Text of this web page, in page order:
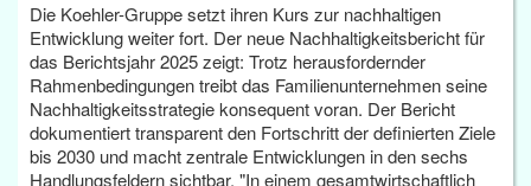
Die Koehler-Gruppe setzt ihren Kurs zur nachhaltigen
Entwicklung weiter fort. Der neue Nachhaltigkeitsbericht für
das Berichtsjahr 2025 zeigt: Trotz herausfordernder
Rahmenbedingungen treibt das Familienunternehmen seine
Nachhaltigkeitsstrategie konsequent voran. Der Bericht
dokumentiert transparent den Fortschritt der definierten Ziele
bis 2030 und macht zentrale Entwicklungen in den sechs
Handlungsfeldern sichtbar. "In einem gesamtwirtschaftlich